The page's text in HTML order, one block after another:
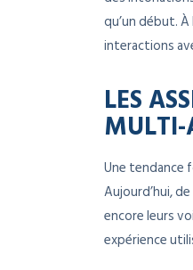
qu’un début.
interactions
LES
MULTI-
Une tendance
Aujourd’hui,
encore leurs
expérience